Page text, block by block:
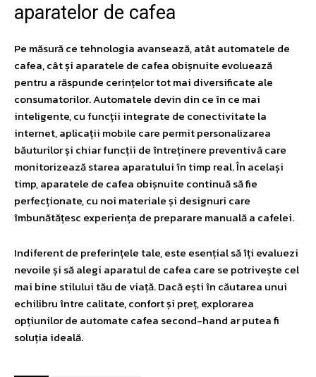
aparatelor de cafea
Pe măsură ce tehnologia avansează, atât automatele de
cafea, cât și aparatele de cafea obișnuite evoluează
pentru a răspunde cerințelor tot mai diversificate ale
consumatorilor. Automatele devin din ce în ce mai
inteligente, cu funcții integrate de conectivitate la
internet, aplicații mobile care permit personalizarea
băuturilor și chiar funcții de întreținere preventivă care
monitorizează starea aparatului în timp real. În același
timp, aparatele de cafea obișnuite continuă să fie
perfecționate, cu noi materiale și designuri care
îmbunătățesc experiența de preparare manuală a cafelei.
Indiferent de preferințele tale, este esențial să îți evaluezi
nevoile și să alegi aparatul de cafea care se potrivește cel
mai bine stilului tău de viață. Dacă ești în căutarea unui
echilibru între calitate, confort și preț, explorarea
opțiunilor de automate cafea second-hand ar putea fi
soluția ideală.